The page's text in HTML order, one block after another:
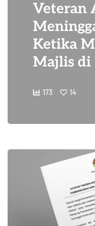
Veteran
Ketika
Majlis di
173 14